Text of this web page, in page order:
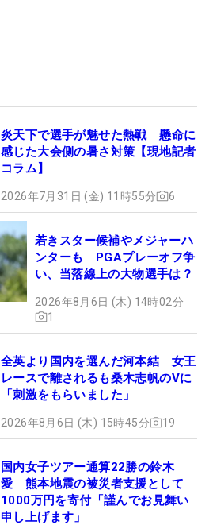
炎天下で選手が魅せた熱戦 懸命に
感じた大会側の暑さ対策【現地記者
コラム】
2026年7月31日 (金) 11時55分 6
若きスター候補やメジャーハ
ンターも PGAプレーオフ争
い、当落線上の大物選手は？
2026年8月6日 (木) 14時02分
1
全英より国内を選んだ河本結 女王
レースで離されるも桑木志帆のVに
「刺激をもらいました」
2026年8月6日 (木) 15時45分 19
国内女子ツアー通算22勝の鈴木
愛 熊本地震の被災者支援として
1000万円を寄付「謹んでお見舞い
申し上げます」